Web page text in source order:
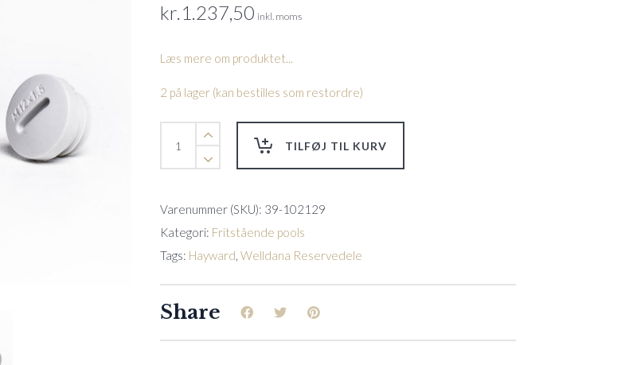
kr.1.237,50 inkl. moms
Læs mere om produktet...
2 på lager (kan bestilles som restordre)
Forskruning
Max
TILFØJ TIL KURV
Varenummer (SKU): 39-102129
Kategori: Fritstående pools
Tags: Hayward, Welldana Reservedele
Share